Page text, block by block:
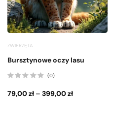
ZWIERZĘTA
Bursztynowe oczy lasu
0
na
(0)
79,00zł – 399,00zł